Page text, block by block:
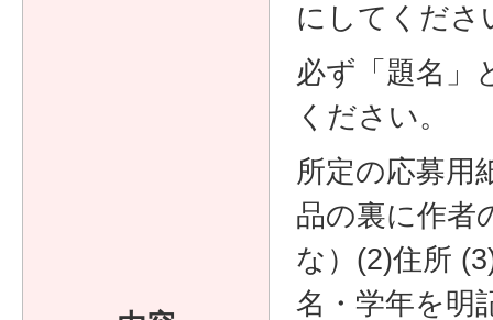
にしてくださ
必ず「題名」
ください。
所定の応募用
品の裏に作者
な）(2)住所
名・学年を明